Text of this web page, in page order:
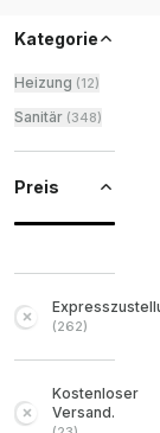
Kategorie
Heizung (12)
Sanitär (348)
Preis
(262)
Kostenloser
Versand.